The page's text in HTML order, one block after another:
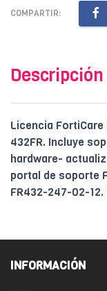
COMPARTIR:
Descripción
Licencia
432FR. Incluye
hardware-
portal de soporte
FR432-247-02-
INFORMACIÓN